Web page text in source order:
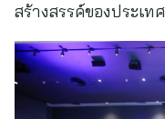
สร้างสรรค์ของประเทศ